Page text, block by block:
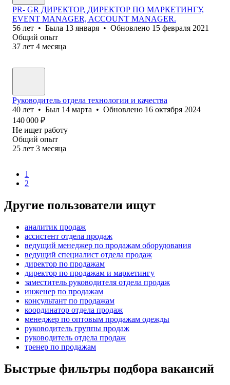
PR- GR ДИРЕКТОР, ДИРЕКТОР ПО МАРКЕТИНГУ,
EVENT MANAGER, ACCOUNT MANAGER.
56 лет • Была 13 января • Обновлено 15 февраля 2021
Общий опыт
37 лет 4 месяца
Руководитель отдела технологии и качества
40 лет • Был 14 марта • Обновлено 16 октября 2024
140 000 ₽
Не ищет работу
Общий опыт
25 лет 3 месяца
1
2
Другие пользователи ищут
аналитик продаж
ассистент отдела продаж
ведущий менеджер по продажам оборудования
ведущий специалист отдела продаж
директор по продажам
директор по продажам и маркетингу
заместитель руководителя отдела продаж
инженер по продажам
консультант по продажам
координатор отдела продаж
менеджер по оптовым продажам одежды
руководитель группы продаж
руководитель отдела продаж
тренер по продажам
Быстрые фильтры подбора вакансий